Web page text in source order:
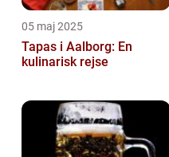
05 maj 2025
Tapas i Aalborg: En
kulinarisk rejse